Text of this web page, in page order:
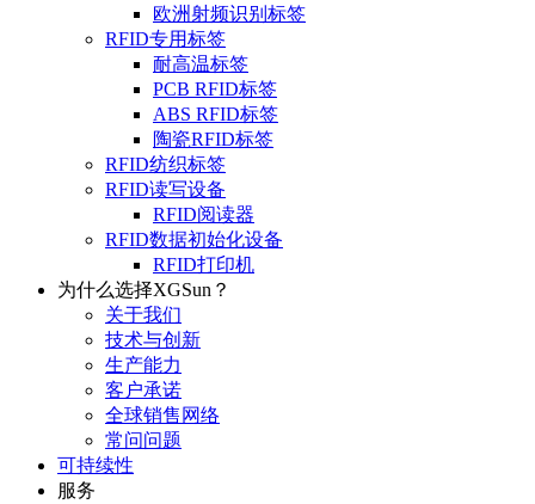
欧洲射频识别标签
RFID专用标签
耐高温标签
PCB RFID标签
ABS RFID标签
陶瓷RFID标签
RFID纺织标签
RFID读写设备
RFID阅读器
RFID数据初始化设备
RFID打印机
为什么选择XGSun？
关于我们
技术与创新
生产能力
客户承诺
全球销售网络
常问问题
可持续性
服务